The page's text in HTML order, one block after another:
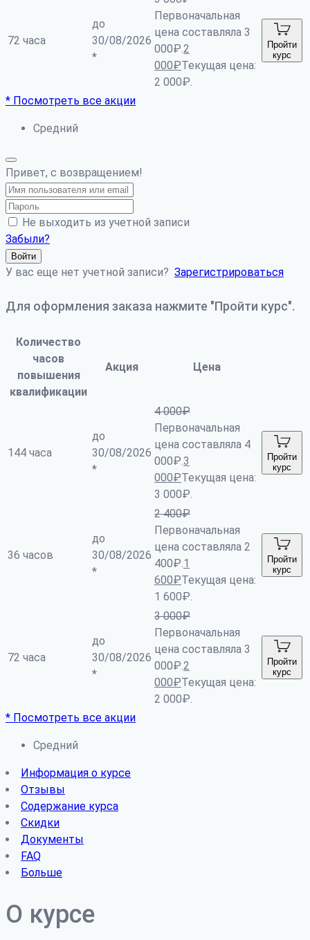
72 часа
до
30/08/2026
*
Первоначальная
цена составляла 3
000₽.2
000₽Текущая цена:
2 000₽.
Пройти
курс
* Посмотреть все акции
Средний
Привет, с возвращением!
Не выходить из учетной записи
Забыли?
Войти
У вас еще нет учетной записи? Зарегистрироваться
Для оформления заказа нажмите "Пройти курс".
Количество
часов
повышения
квалификации
Акция Цена
144 часа
до
30/08/2026
*
4 000₽
Первоначальная
цена составляла 4
000₽.3
000₽Текущая цена:
3 000₽.
Пройти
курс
36 часов
до
30/08/2026
*
2 400₽
Первоначальная
цена составляла 2
400₽.1
600₽Текущая цена:
1 600₽.
Пройти
курс
72 часа
до
30/08/2026
*
3 000₽
Первоначальная
цена составляла 3
000₽.2
000₽Текущая цена:
2 000₽.
Пройти
курс
* Посмотреть все акции
Средний
Информация о курсе
Отзывы
Содержание курса
Скидки
Документы
FAQ
Больше
О курсе